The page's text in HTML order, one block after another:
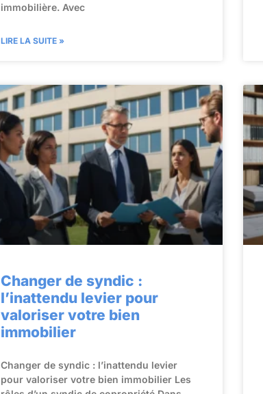
immobilière. Avec
LIRE LA SUITE »
Changer de syndic :
l’inattendu levier pour
valoriser votre bien
immobilier
Changer de syndic : l’inattendu levier
pour valoriser votre bien immobilier Les